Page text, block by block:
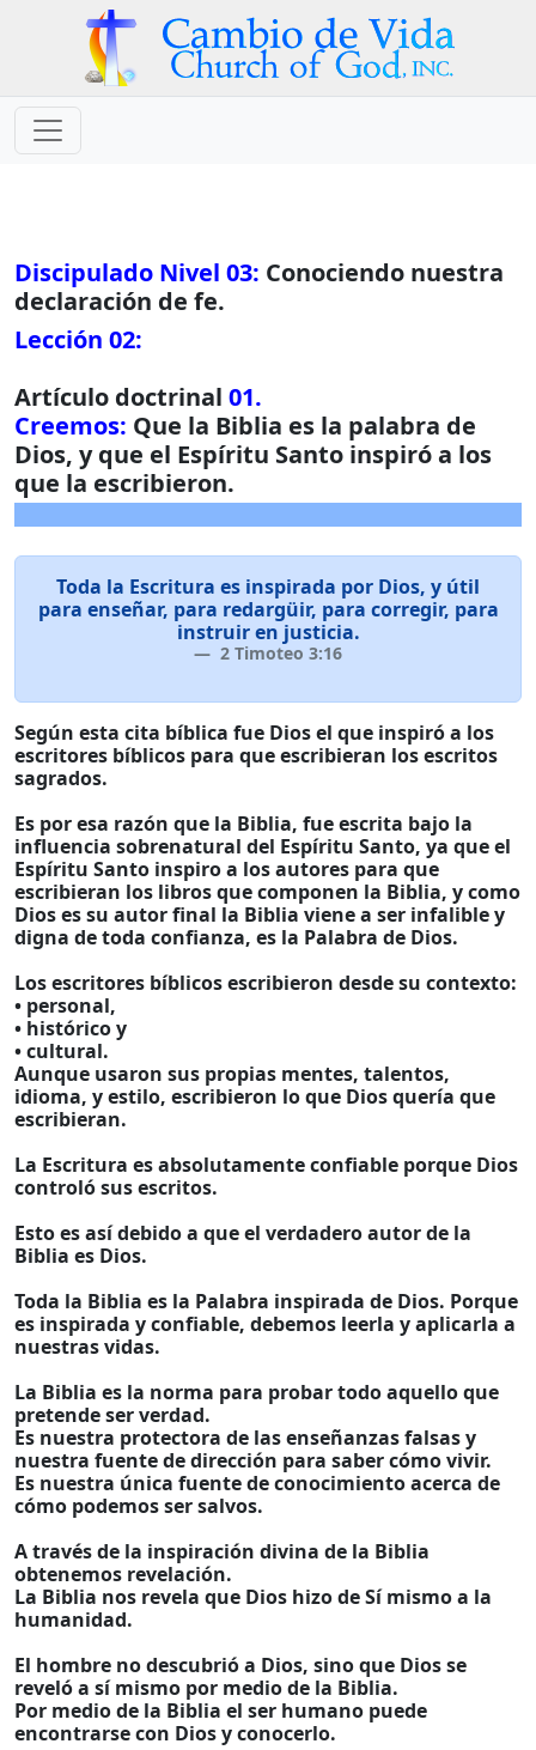
Discipulado Nivel 03: Conociendo nuestra
declaración de fe.
Lección 02:
Artículo doctrinal 01.
Creemos: Que la Biblia es la palabra de
Dios, y que el Espíritu Santo inspiró a los
que la escribieron.
Toda la Escritura es inspirada por Dios, y útil
para enseñar, para redargüir, para corregir, para
instruir en justicia.
2 Timoteo 3:16
Según esta cita bíblica fue Dios el que inspiró a los
escritores bíblicos para que escribieran los escritos
sagrados.
Es por esa razón que la Biblia, fue escrita bajo la
influencia sobrenatural del Espíritu Santo, ya que el
Espíritu Santo inspiro a los autores para que
escribieran los libros que componen la Biblia, y como
Dios es su autor final la Biblia viene a ser infalible y
digna de toda confianza, es la Palabra de Dios.
Los escritores bíblicos escribieron desde su contexto:
• personal,
• histórico y
• cultural.
Aunque usaron sus propias mentes, talentos,
idioma, y estilo, escribieron lo que Dios quería que
escribieran.
La Escritura es absolutamente confiable porque Dios
controló sus escritos.
Esto es así debido a que el verdadero autor de la
Biblia es Dios.
Toda la Biblia es la Palabra inspirada de Dios. Porque
es inspirada y confiable, debemos leerla y aplicarla a
nuestras vidas.
La Biblia es la norma para probar todo aquello que
pretende ser verdad.
Es nuestra protectora de las enseñanzas falsas y
nuestra fuente de dirección para saber cómo vivir.
Es nuestra única fuente de conocimiento acerca de
cómo podemos ser salvos.
A través de la inspiración divina de la Biblia
obtenemos revelación.
La Biblia nos revela que Dios hizo de Sí mismo a la
humanidad.
El hombre no descubrió a Dios, sino que Dios se
reveló a sí mismo por medio de la Biblia.
Por medio de la Biblia el ser humano puede
encontrarse con Dios y conocerlo.